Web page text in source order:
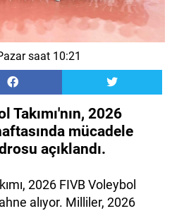
saat 10:21
Takımı'nın, 2026
mücadele
açıklandı.
2026 FIVB Voleybol
alıyor. Milliler, 2026